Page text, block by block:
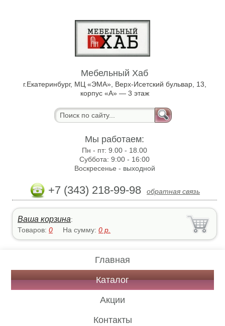
Мебельный Хаб
г.Екатеринбург, МЦ «ЭМА», Верх-Исетский бульвар, 13,
корпус «А» — 3 этаж
Мы работаем:
Пн - пт:9.00 - 18.00
Суббота:9:00 - 16:00
Воскресенье - выходной
+7 (343) 218-99-98 обратная связь
Ваша корзина:
Товаров:0 На сумму:0 р.
Главная
Каталог
Акции
Контакты